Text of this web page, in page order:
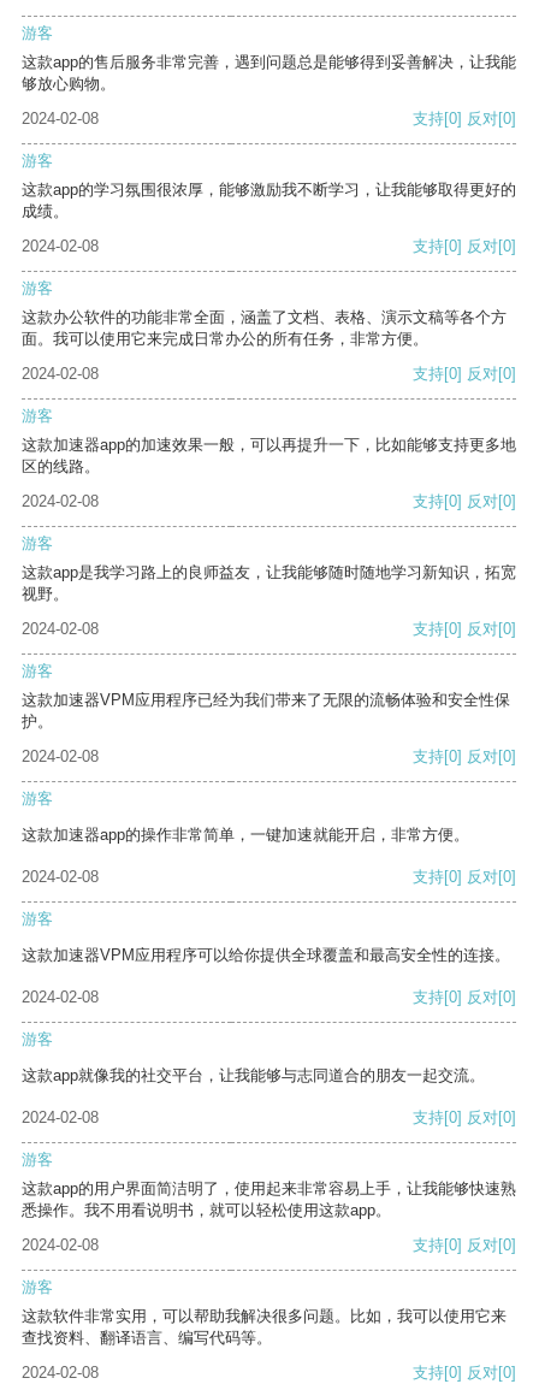
游客
这款app的售后服务非常完善，遇到问题总是能够得到妥善解决，让我能
够放心购物。
2024-02-08
支持[0] 反对[0]
游客
这款app的学习氛围很浓厚，能够激励我不断学习，让我能够取得更好的
成绩。
2024-02-08
支持[0] 反对[0]
游客
这款办公软件的功能非常全面，涵盖了文档、表格、演示文稿等各个方
面。我可以使用它来完成日常办公的所有任务，非常方便。
2024-02-08
支持[0] 反对[0]
游客
这款加速器app的加速效果一般，可以再提升一下，比如能够支持更多地
区的线路。
2024-02-08
支持[0] 反对[0]
游客
这款app是我学习路上的良师益友，让我能够随时随地学习新知识，拓宽
视野。
2024-02-08
支持[0] 反对[0]
游客
这款加速器VPM应用程序已经为我们带来了无限的流畅体验和安全性保
护。
2024-02-08
支持[0] 反对[0]
游客
这款加速器app的操作非常简单，一键加速就能开启，非常方便。
2024-02-08 支持[0] 反对[0]
游客
这款加速器VPM应用程序可以给你提供全球覆盖和最高安全性的连接。
2024-02-08 支持[0] 反对[0]
游客
这款app就像我的社交平台，让我能够与志同道合的朋友一起交流。
2024-02-08 支持[0] 反对[0]
游客
这款app的用户界面简洁明了，使用起来非常容易上手，让我能够快速熟
悉操作。我不用看说明书，就可以轻松使用这款app。
2024-02-08
支持[0] 反对[0]
游客
这款软件非常实用，可以帮助我解决很多问题。比如，我可以使用它来
查找资料、翻译语言、编写代码等。
2024-02-08
支持[0] 反对[0]